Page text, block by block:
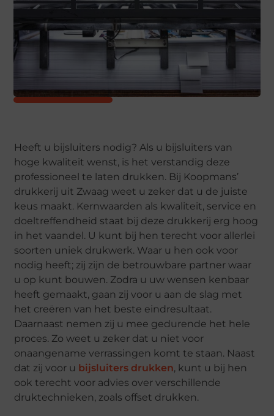
Heeft u bijsluiters nodig? Als u bijsluiters van
hoge kwaliteit wenst, is het verstandig deze
professioneel te laten drukken. Bij Koopmans’
drukkerij uit Zwaag weet u zeker dat u de juiste
keus maakt. Kernwaarden als kwaliteit, service en
doeltreffendheid staat bij deze drukkerij erg hoog
in het vaandel. U kunt bij hen terecht voor allerlei
soorten uniek drukwerk. Waar u hen ook voor
nodig heeft; zij zijn de betrouwbare partner waar
u op kunt bouwen. Zodra u uw wensen kenbaar
heeft gemaakt, gaan zij voor u aan de slag met
het creëren van het beste eindresultaat.
Daarnaast nemen zij u mee gedurende het hele
proces. Zo weet u zeker dat u niet voor
onaangename verrassingen komt te staan. Naast
dat zij voor u bijsluiters drukken, kunt u bij hen
ook terecht voor advies over verschillende
druktechnieken, zoals offset drukken.